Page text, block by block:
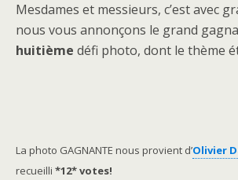
Mesdames et messieurs, c’est avec
nous vous annonçons le grand
huitième défi photo, dont le thème
La photo GAGNANTE nous provient d’Olivier
recueilli *12* votes!